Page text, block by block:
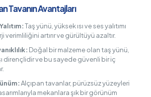
Tavanın Avantajları
Taş yünü, yüksek ısı ve ses yalıtımı
verimliliğini artırır ve gürültüyü azaltır.
Doğal bir malzeme olan taş yünü,
dirençlidir ve bu sayede güvenli bir iç
Alçıpan tavanlar, pürüzsüz yüzeyleri
mekanlara şık bir görünüm